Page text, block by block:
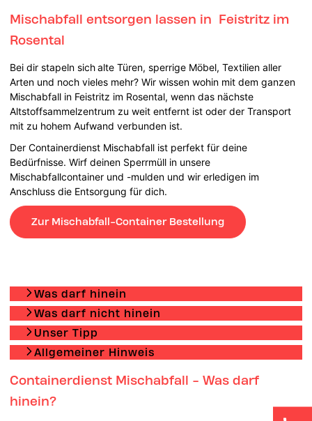
Mischabfall entsorgen lassen in Feistritz im
Rosental
Bei dir stapeln sichalte Türen, sperrige Möbel, Textilien aller
Arten und noch vieles mehr? Wir wissen wohin mit dem ganzen
Mischabfall in Feistritz im Rosental, wenn das nächste
Altstoffsammelzentrum zu weit entfernt ist oder der Transport
mit zu hohem Aufwand verbunden ist.
Der Containerdienst Mischabfall ist perfekt für deine
Bedürfnisse. Wirf deinen Sperrmüll in unsere
Mischabfallcontainer und -mulden und wir erledigen im
Anschluss die Entsorgung für dich.
Zur Mischabfall-Container Bestellung
Was darf hinein
Was darf nicht hinein
Unser Tipp
Allgemeiner Hinweis
Containerdienst Mischabfall - Was darf
hinein?